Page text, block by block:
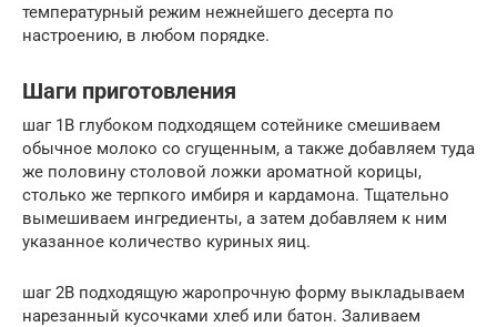
температурный режим нежнейшего десерта по
настроению, в любом порядке.
Шаги приготовления
шаг 1В глубоком подходящем сотейнике смешиваем
обычное молоко со сгущенным, а также добавляем туда
же половину столовой ложки ароматной корицы,
столько же терпкого имбиря и кардамона. Тщательно
вымешиваем ингредиенты, а затем добавляем к ним
указанное количество куриных яиц.
шаг 2В подходящую жаропрочную форму выкладываем
нарезанный кусочками хлеб или батон. Заливаем